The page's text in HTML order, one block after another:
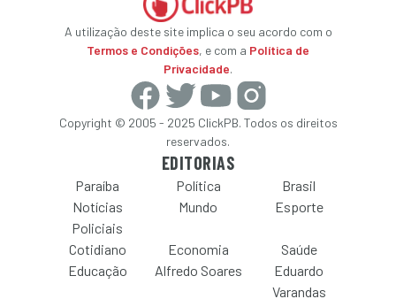
A utilização deste site implica o seu acordo com o
Termos e Condições, e com a Política de
Privacidade.
Copyright © 2005 - 2025 ClickPB. Todos os direitos
reservados.
EDITORIAS
Paraíba Política
Brasil
Notícias
Policiais
Mundo Esporte
Cotidiano Economia
Saúde
Educação
Alfredo Soares
Eduardo
Varandas